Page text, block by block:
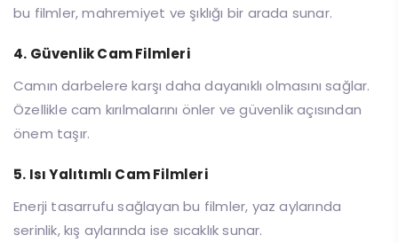
bu filmler, mahremiyet ve şıklığı bir arada sunar.
4. Güvenlik Cam Filmleri
Camın darbelere karşı daha dayanıklı olmasını sağlar.
Özellikle cam kırılmalarını önler ve güvenlik açısından
önem taşır.
5. Isı Yalıtımlı Cam Filmleri
Enerji tasarrufu sağlayan bu filmler, yaz aylarında
serinlik, kış aylarında ise sıcaklık sunar.